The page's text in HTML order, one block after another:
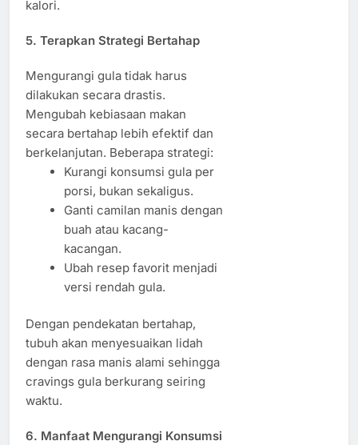
kalori.
5. Terapkan Strategi Bertahap
Mengurangi gula tidak harus
dilakukan secara drastis.
Mengubah kebiasaan makan
secara bertahap lebih efektif dan
berkelanjutan. Beberapa strategi:
Kurangi konsumsi gula per
porsi, bukan sekaligus.
Ganti camilan manis dengan
buah atau kacang-
kacangan.
Ubah resep favorit menjadi
versi rendah gula.
Dengan pendekatan bertahap,
tubuh akan menyesuaikan lidah
dengan rasa manis alami sehingga
cravings gula berkurang seiring
waktu.
6. Manfaat Mengurangi Konsumsi